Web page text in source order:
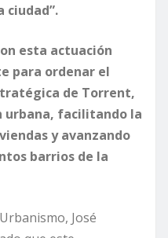
ciudad”.
esta actuación
para ordenar el
de Torrent,
urbana, facilitando la
y avanzando
barrios de la
José